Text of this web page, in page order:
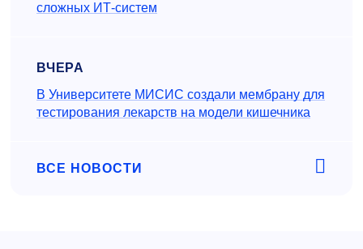
сложных ИТ-систем
ВЧЕРА
В Университете МИСИС создали мембрану для
тестирования лекарств на модели кишечника
ВСЕ НОВОСТИ